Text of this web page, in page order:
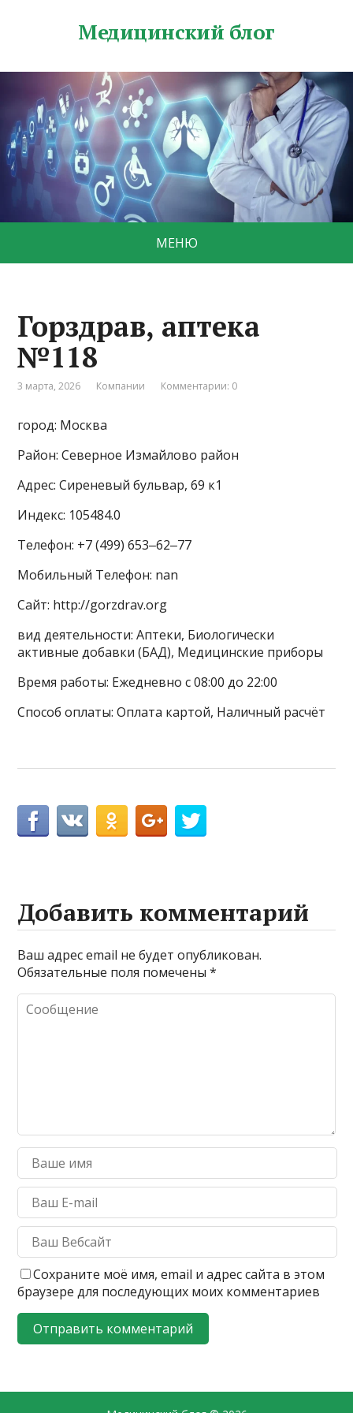
Медицинский блог
МЕНЮ
Горздрав, аптека
№118
3 марта, 2026 Компании Комментарии: 0
город: Москва
Район: Северное Измайлово район
Адрес: Сиреневый бульвар, 69 к1
Индекс: 105484.0
Телефон: +7 (499) 653‒62‒77
Мобильный Телефон: nan
Сайт: http://gorzdrav.org
вид деятельности: Аптеки, Биологически
активные добавки (БАД), Медицинские приборы
Время работы: Ежедневно с 08:00 до 22:00
Способ оплаты: Оплата картой, Наличный расчёт
Добавить комментарий
Ваш адрес email не будет опубликован.
Обязательные поля помечены*
Сохраните моё имя, email и адрес сайта в этом
браузере для последующих моих комментариев